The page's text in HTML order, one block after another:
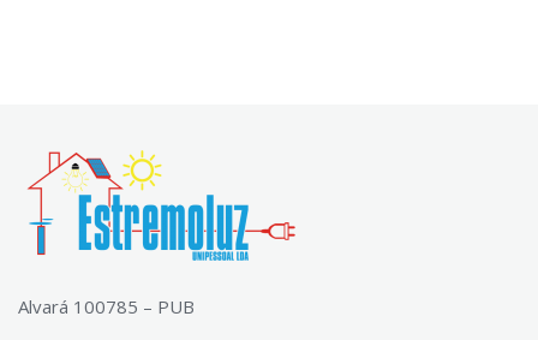
Alvará 100785 – PUB